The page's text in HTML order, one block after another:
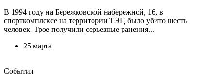
В 1994 году на Бережковской набережной, 16, в
спорткомплексе на территории ТЭЦ было убито шесть
человек. Трое получили серьезные ранения...
25 марта
События